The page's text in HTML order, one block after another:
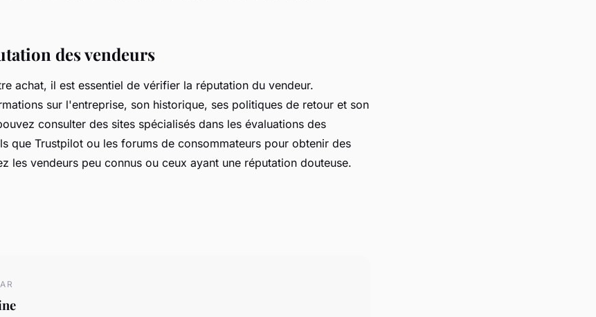
des vendeurs
achat, il est essentiel de vérifier la réputation du vendeur.
sur l'entreprise, son historique, ses politiques de retour et son
consulter des sites spécialisés dans les évaluations des
que Trustpilot ou les forums de consommateurs pour obtenir des
les vendeurs peu connus ou ceux ayant une réputation douteuse.